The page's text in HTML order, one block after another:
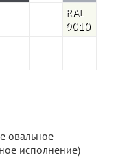
RAL
9010
овальное
исполнение)